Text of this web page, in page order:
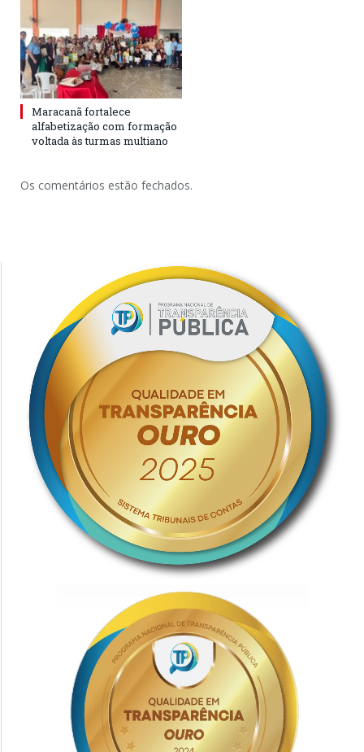
Maracanã fortalece
alfabetização com formação
voltada às turmas multiano
Os comentários estão fechados.